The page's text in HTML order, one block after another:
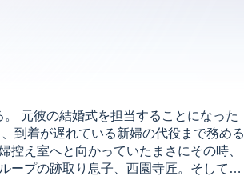
元彼の結婚式を担当することになった
到着が遅れている新婦の代役まで務める
え室へと向かっていたまさにその時、
ープの跡取り息子、西園寺匠。そして世